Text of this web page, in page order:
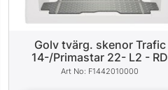
Golv tvärg. skenor Trafic
14-/Primastar 22- L2 - RD
F1442010000